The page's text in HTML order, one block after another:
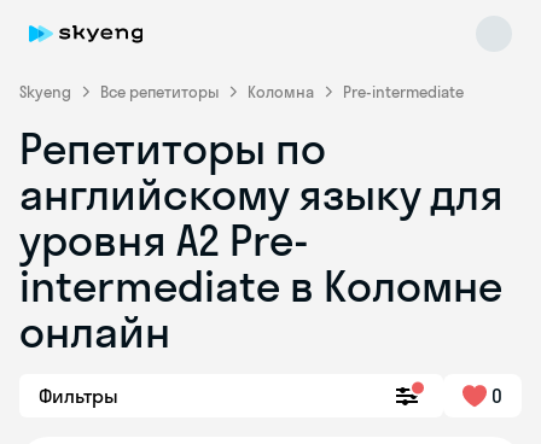
Skyeng Все репетиторы Коломна Pre-intermediate
Репетиторы по
английскому языку для
уровня A2 Pre-
intermediate в Коломне
онлайн
Фильтры 0
Skyeng Chat
online